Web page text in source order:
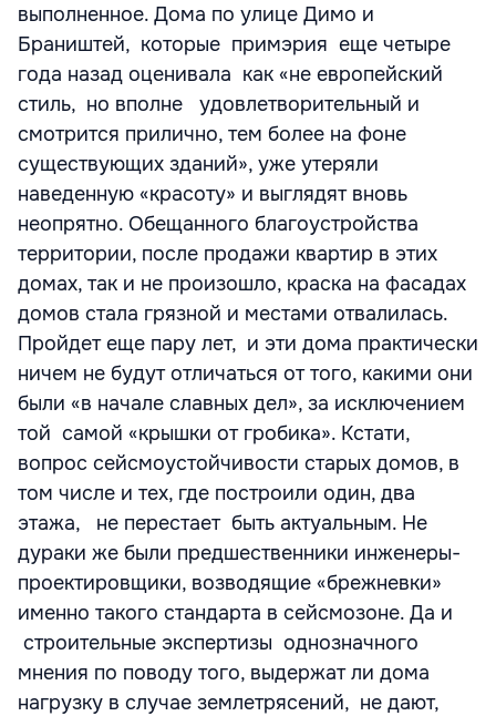
выполненное. Дома по улице Димо и
Браништей, которые примэрия еще четыре
года назад оценивала как «не европейский
стиль, но вполне удовлетворительный и
смотрится прилично, тем более на фоне
существующих зданий», уже утеряли
наведенную «красоту» и выглядят вновь
неопрятно. Обещанного благоустройства
территории, после продажи квартир в этих
домах, так и не произошло, краска на фасадах
домов стала грязной и местами отвалилась.
Пройдет еще пару лет, и эти дома практически
ничем не будут отличаться от того, какими они
были «в начале славных дел», за исключением
той самой «крышки от гробика». Кстати,
вопрос сейсмоустойчивости старых домов, в
том числе и тех, где построили один, два
этажа, не перестает быть актуальным. Не
дураки же были предшественники инженеры-
проектировщики, возводящие «брежневки»
именно такого стандарта в сейсмозоне. Да и
строительные экспертизы однозначного
мнения по поводу того, выдержат ли дома
нагрузку в случае землетрясений, не дают,